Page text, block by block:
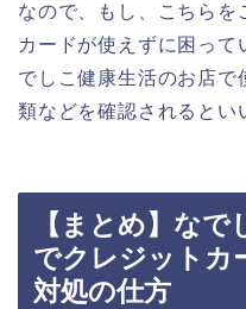
なので、もし、こちらを
カードが使えずに困って
でしこ健康生活のお店で
類などを確認されるとい
【まとめ】な
でクレジットカ
対処の仕方